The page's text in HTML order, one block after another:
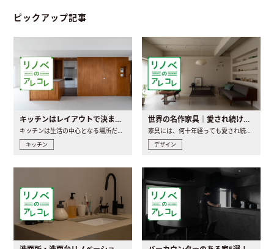
ピックアップ記事
キッチンはレイアウトで決まる。後悔しないための考え方と選び方
キッチン
世界の名作家具｜愛され続ける理由と一生モノとの出会い方
デザイン